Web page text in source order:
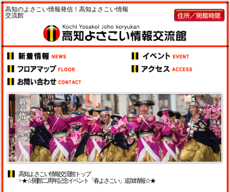
高知のよさこい情報発信！高知よさこい情報
交流館
高知よさこい情報交流館トップ
> ★☆開館二周年記念イベント「春よさこい」追加情報☆★